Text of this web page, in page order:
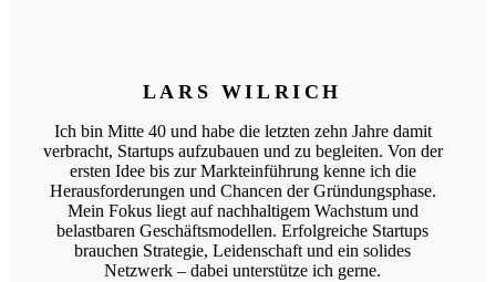
LARS WILRICH
Ich bin Mitte 40 und habe die letzten zehn Jahre damit
verbracht, Startups aufzubauen und zu begleiten. Von der
ersten Idee bis zur Markteinführung kenne ich die
Herausforderungen und Chancen der Gründungsphase.
Mein Fokus liegt auf nachhaltigem Wachstum und
belastbaren Geschäftsmodellen. Erfolgreiche Startups
brauchen Strategie, Leidenschaft und ein solides
Netzwerk – dabei unterstütze ich gerne.